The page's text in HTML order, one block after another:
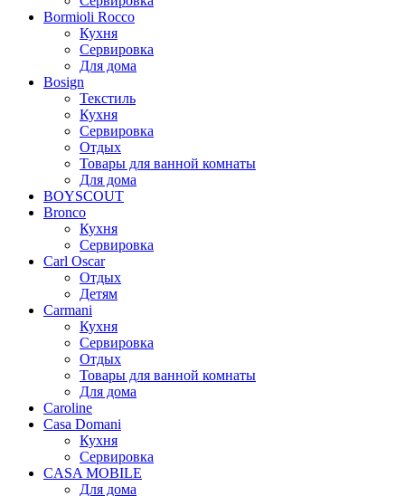
Bormioli Rocco
Кухня
Сервировка
Для дома
Bosign
Текстиль
Кухня
Сервировка
Отдых
Товары для ванной комнаты
Для дома
BOYSCOUT
Bronco
Кухня
Сервировка
Carl Oscar
Отдых
Детям
Carmani
Кухня
Сервировка
Отдых
Товары для ванной комнаты
Для дома
Caroline
Casa Domani
Кухня
Сервировка
CASA MOBILE
Для дома